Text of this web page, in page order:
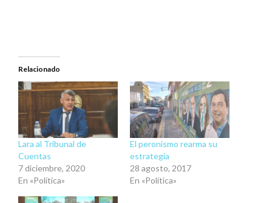
Relacionado
Lara al Tribunal de
Cuentas
7 diciembre, 2020
En «Política»
El peronismo rearma su
estrategia
28 agosto, 2017
En «Política»